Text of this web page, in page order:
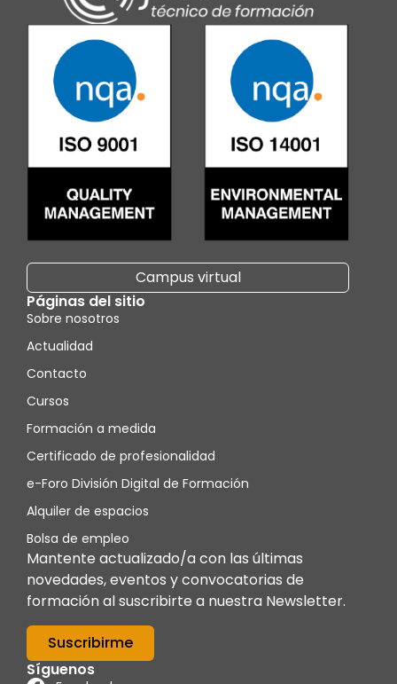
Campus virtual
Páginas del sitio
Sobre nosotros
Actualidad
Contacto
Cursos
Formación a medida
Certificado de profesionalidad
e-Foro División Digital de Formación
Alquiler de espacios
Bolsa de empleo
Mantente actualizado/a con las últimas
novedades, eventos y convocatorias de
formación al suscribirte a nuestra Newsletter.
Suscribirme
Síguenos